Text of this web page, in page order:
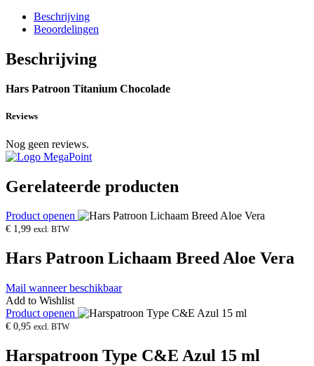
Beschrijving
Beoordelingen
Beschrijving
Hars Patroon Titanium Chocolade
Reviews
Nog geen reviews.
Gerelateerde producten
Product openen
€ 1,99 excl. BTW
Hars Patroon Lichaam Breed Aloe Vera
Mail wanneer beschikbaar
Add to Wishlist
Product openen
€ 0,95 excl. BTW
Harspatroon Type C&E Azul 15 ml